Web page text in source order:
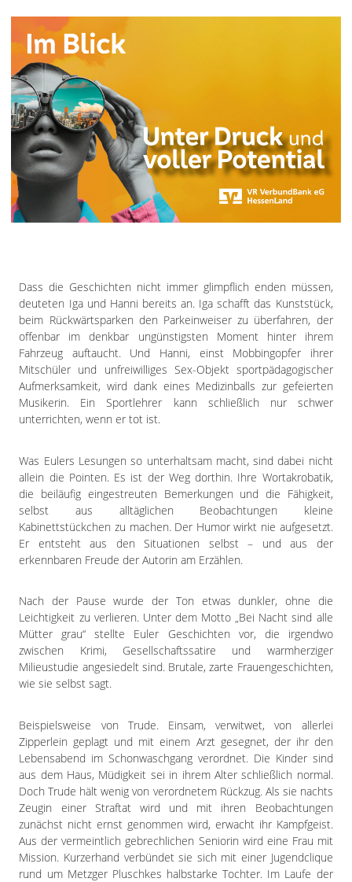
Dass die Geschichten nicht immer glimpflich enden müssen,
deuteten Iga und Hanni bereits an. Iga schafft das Kunststück,
beim Rückwärtsparken den Parkeinweiser zu überfahren, der
offenbar im denkbar ungünstigsten Moment hinter ihrem
Fahrzeug auftaucht. Und Hanni, einst Mobbingopfer ihrer
Mitschüler und unfreiwilliges Sex-Objekt sportpädagogischer
Aufmerksamkeit, wird dank eines Medizinballs zur gefeierten
Musikerin. Ein Sportlehrer kann schließlich nur schwer
unterrichten, wenn er tot ist.
Was Eulers Lesungen so unterhaltsam macht, sind dabei nicht
allein die Pointen. Es ist der Weg dorthin. Ihre Wortakrobatik,
die beiläufig eingestreuten Bemerkungen und die Fähigkeit,
selbst aus alltäglichen Beobachtungen kleine
Kabinettstückchen zu machen. Der Humor wirkt nie aufgesetzt.
Er entsteht aus den Situationen selbst – und aus der
erkennbaren Freude der Autorin am Erzählen.
Nach der Pause wurde der Ton etwas dunkler, ohne die
Leichtigkeit zu verlieren. Unter dem Motto „Bei Nacht sind alle
Mütter grau“ stellte Euler Geschichten vor, die irgendwo
zwischen Krimi, Gesellschaftssatire und warmherziger
Milieustudie angesiedelt sind. Brutale, zarte Frauengeschichten,
wie sie selbst sagt.
Beispielsweise von Trude. Einsam, verwitwet, von allerlei
Zipperlein geplagt und mit einem Arzt gesegnet, der ihr den
Lebensabend im Schonwaschgang verordnet. Die Kinder sind
aus dem Haus, Müdigkeit sei in ihrem Alter schließlich normal.
Doch Trude hält wenig von verordnetem Rückzug. Als sie nachts
Zeugin einer Straftat wird und mit ihren Beobachtungen
zunächst nicht ernst genommen wird, erwacht ihr Kampfgeist.
Aus der vermeintlich gebrechlichen Seniorin wird eine Frau mit
Mission. Kurzerhand verbündet sie sich mit einer Jugendclique
rund um Metzger Pluschkes halbstarke Tochter. Im Laufe der